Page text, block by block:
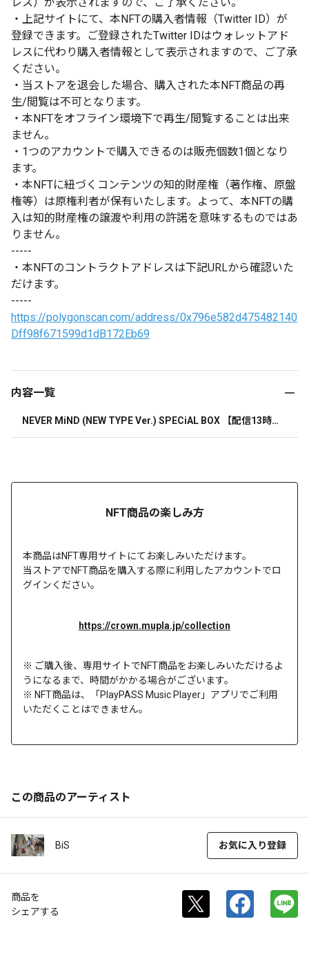
・上記サイトにて、本NFTの購入者情報（Twitter ID）が
登録できます。ご登録されたTwitter IDはウォレットアド
レスに代わり購入者情報として表示されますので、ご了承
ください。
・当ストアを退会した場合、購入された本NFT商品の再
生/閲覧は不可となります。
・本NFTをオフライン環境下で再生/閲覧することは出来
ません。
・1つのアカウントで購入できるのは販売個数1個となり
ます。
・本NFTに紐づくコンテンツの知的財産権（著作権、原盤
権等）は原権利者が保有いたします。よって、本NFTの購
入は知的財産権の譲渡や利用の許諾を意味するものではあ
りません。
-----
・本NFTのコントラクトアドレスは下記URLから確認いた
だけます。
-----
https://polygonscan.com/address/0x796e582d475482140
Dff98f671599d1dB172Eb69
内容一覧
NEVER MiND (NEW TYPE Ver.) SPECiAL BOX 【配信13時
NFT商品の楽しみ方
本商品はNFT専用サイトにてお楽しみいただけます。
当ストアでNFT商品を購入する際に利用したアカウントでロ
グインください。
https://crown.mupla.jp/collection
※ ご購入後、専用サイトでNFT商品をお楽しみいただけるよ
うになるまで、時間がかかる場合がございます。
※ NFT商品は、「PlayPASS Music Player」アプリでご利用
いただくことはできません。
この商品のアーティスト
BiS お気に入り登録
商品を
シェアする